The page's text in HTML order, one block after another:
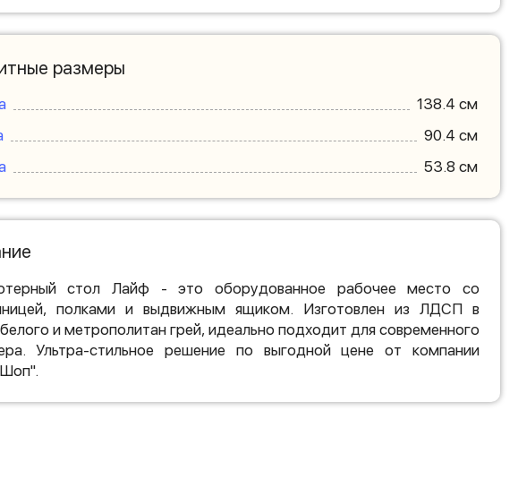
размеры
138.4 см
90.4 см
53.8 см
стол Лайф - это оборудованное рабочее место со
полками и выдвижным ящиком. Изготовлен из ЛДСП в
и метрополитан грей, идеально подходит для современного
Ультра-стильное решение по выгодной цене от компании